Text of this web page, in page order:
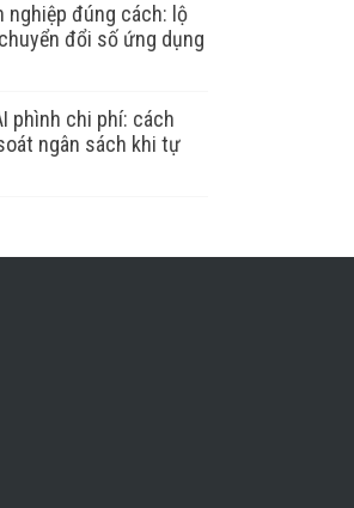
nghiệp đúng cách: lộ
đổi số ứng dụng
phình chi phí: cách
ngân sách khi tự